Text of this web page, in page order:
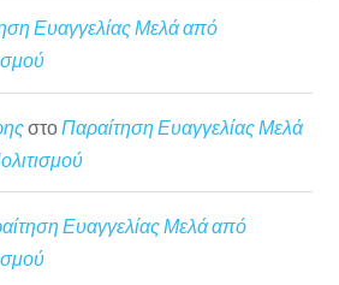
Ευαγγελίας Μελά από
στο Παραίτηση Ευαγγελίας Μελά
Ευαγγελίας Μελά από